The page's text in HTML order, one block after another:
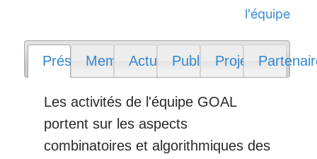
l'équipe
PrésentationMembresActualitésPublications
Projets
Les activités de l'équipe GOAL
portent sur les aspects
combinatoires et algorithmiques des